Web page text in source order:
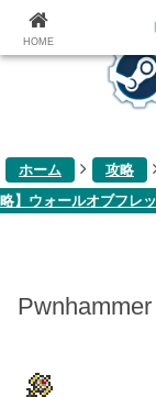
ホーム 攻略
略】ウォールオブフレ
Pwnhammer
HOME